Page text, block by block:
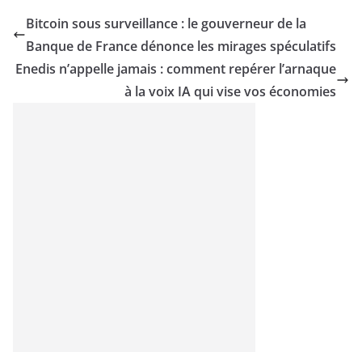
Bitcoin sous surveillance : le gouverneur de la
Banque de France dénonce les mirages spéculatifs
Enedis n’appelle jamais : comment repérer l’arnaque
à la voix IA qui vise vos économies